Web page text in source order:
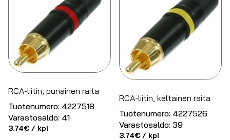
RCA-liitin, punainen raita
Tuotenumero: 4227518
Varastosaldo: 41
3.74€ / kpl
RCA-liitin, keltainen raita
Tuotenumero: 4227526
Varastosaldo: 39
3.74€ / kpl